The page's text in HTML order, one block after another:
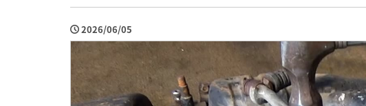
2026/06/05